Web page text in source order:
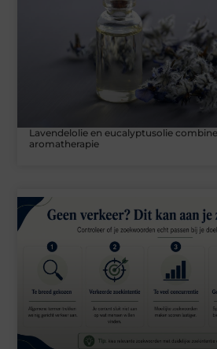
Lavendelolie en eucalyptusolie
aromatherapie